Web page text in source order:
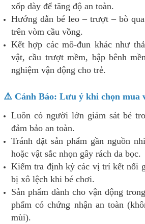
xốp dày để tăng độ an toàn.
Hướng dẫn bé leo – trượt – bò
trên vòm cầu vồng.
Kết hợp các mô-đun khác như
vật, cầu trượt mềm, bập bênh
nghiệm vận động cho trẻ.
⚠️ Cảnh Báo: Lưu ý khi chọn mua
Luôn có người lớn giám sát bé
đảm bảo an toàn.
Tránh đặt sản phẩm gần nguồn
hoặc vật sắc nhọn gây rách da bọc.
Kiểm tra định kỳ các vị trí kết nối
bị xô lệch khi bé chơi.
Sản phẩm dành cho vận động
phẩm có chứng nhận an toàn
mùi).